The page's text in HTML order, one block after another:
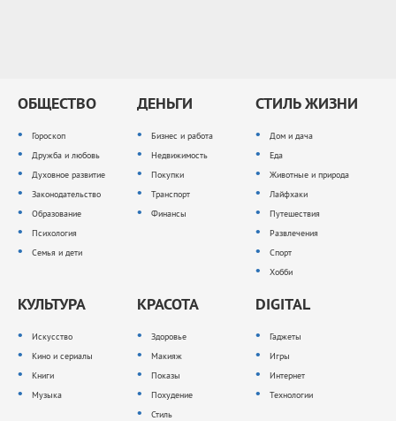
ОБЩЕСТВО
Гороскоп
Дружба и любовь
Духовное развитие
Законодательство
Образование
Психология
Семья и дети
ДЕНЬГИ
Бизнес и работа
Недвижимость
Покупки
Транспорт
Финансы
СТИЛЬ ЖИЗНИ
Дом и дача
Еда
Животные и природа
Лайфхаки
Путешествия
Развлечения
Спорт
Хобби
КУЛЬТУРА
Искусство
Кино и сериалы
Книги
Музыка
КРАСОТА
Здоровье
Макияж
Показы
Похудение
Стиль
DIGITAL
Гаджеты
Игры
Интернет
Технологии